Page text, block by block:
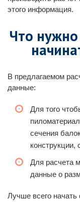
этого информация.
Что нужно
В предлагаемом
данные:
Для того
сечения
конструкции,
Для расчета
данные о
Лучше всего начать